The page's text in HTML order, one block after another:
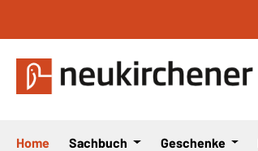
Home Sachbuch Geschenke